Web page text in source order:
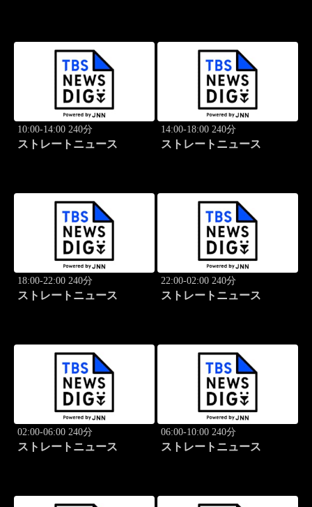
10:00-14:00 240分
ストレートニュース
14:00-18:00 240分
ストレートニュース
18:00-22:00 240分
ストレートニュース
22:00-02:00 240分
ストレートニュース
02:00-06:00 240分
ストレートニュース
06:00-10:00 240分
ストレートニュース